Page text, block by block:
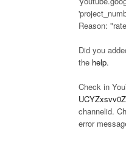
Reason:
Did you
the help.
Check in
channelid.
error